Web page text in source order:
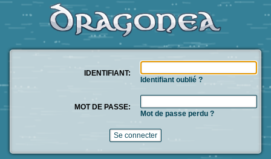
IDENTIFIANT:
Identifiant oublié ?
MOT DE PASSE:
Mot de passe perdu ?